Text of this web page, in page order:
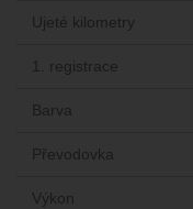
Ujeté kilometry
1. registrace
Barva
Převodovka
Výkon